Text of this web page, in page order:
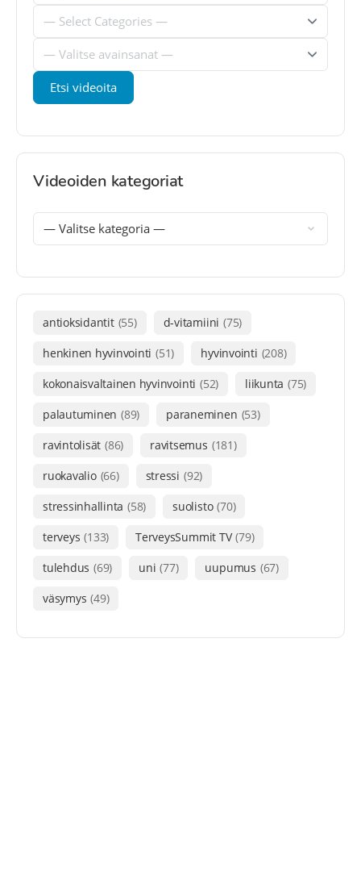
Videoiden kategoriat
antioksidantit (55) d-vitamiini (75)
henkinen hyvinvointi (51) hyvinvointi (208)
kokonaisvaltainen hyvinvointi (52) liikunta (75)
palautuminen (89) paraneminen (53)
ravintolisät (86) ravitsemus (181)
ruokavalio (66) stressi (92)
stressinhallinta (58) suolisto (70)
terveys (133) TerveysSummit TV (79)
tulehdus (69) uni (77) uupumus (67)
väsymys (49)